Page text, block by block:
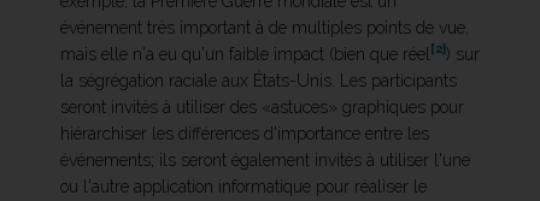
événement très important à de multiples points de vue,
mais elle n'a eu qu'un faible impact (bien que réel [2]) sur
la ségrégation raciale aux États-Unis. Les participants
seront invités à utiliser des «astuces» graphiques pour
hiérarchiser les différences d'importance entre les
événements; ils seront également invités à utiliser l'une
ou l'autre application informatique pour réaliser le